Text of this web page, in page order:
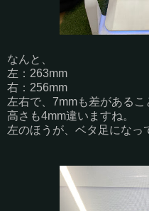
なんと、
左：263mm
右：256mm
左右で、7mmも差があるこ
高さも4mm違いますね。
左のほうが、ベタ足になっ